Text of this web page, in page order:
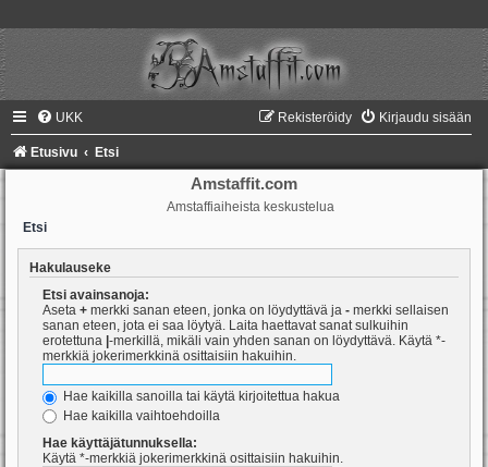
UKK Kirjaudu sisään
Rekisteröidy
Etusivu Etsi
Amstaffit.com
Amstaffiaiheista keskustelua
Etsi
Hakulauseke
Etsi avainsanoja:
Aseta + merkki sanan eteen, jonka on löydyttävä ja - merkki sellaisen
sanan eteen, jota ei saa löytyä. Laita haettavat sanat sulkuihin
erotettuna -merkillä, mikäli vain yhden sanan on löydyttävä. Käytä *-
merkkiä jokerimerkkinä osittaisiin hakuihin.
Hae kaikilla sanoilla tai käytä kirjoitettua hakua
Hae kaikilla vaihtoehdoilla
Hae käyttäjätunnuksella:
Käytä *-merkkiä jokerimerkkinä osittaisiin hakuihin.